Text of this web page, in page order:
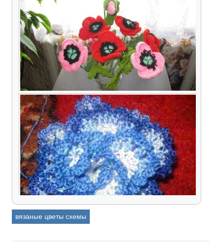
Новогодний букет из фоамирана мастер класс
Гребневой Галины Алексеевны (Конкурсная
работа)
Маки от Нины Шевелевой – описание вязания
крючком (конкурсная работа)
вязаные цветы схемы